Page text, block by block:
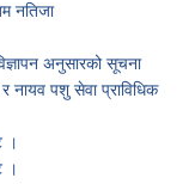
नतिजा
अनुसारको सूचना
नायव पशु सेवा प्राविधिक
।
।